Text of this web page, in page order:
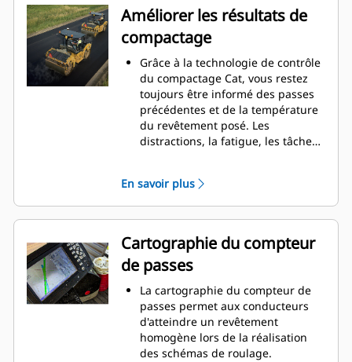
Améliorer les résultats de
compactage
Grâce à la technologie de contrôle
du compactage Cat, vous restez
toujours être informé des passes
précédentes et de la température
du revêtement posé. Les
distractions, la fatigue, les tâches
peuvent affecter la façon dont un
conducteur suit le schéma de
roulage sur un revêtement
d'asphalte.
En savoir plus
Cartographie du compteur
de passes
La cartographie du compteur de
passes permet aux conducteurs
d'atteindre un revêtement
homogène lors de la réalisation
des schémas de roulage.